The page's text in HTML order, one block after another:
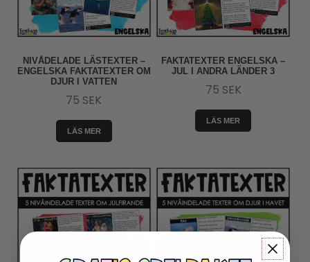
NIVÅDELADE LÄSTEXTER –
ENGELSKA FAKTATEXTER OM
DJUR I VATTEN
75 SEK
LÄS MER
FAKTATEXTER ENGELSKA –
JUL I ANDRA LÄNDER 3
75 SEK
LÄS MER